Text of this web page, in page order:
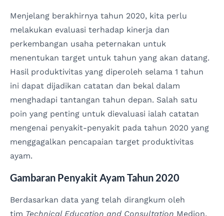
Menjelang berakhirnya tahun 2020, kita perlu
melakukan evaluasi terhadap kinerja dan
perkembangan usaha peternakan untuk
menentukan target untuk tahun yang akan datang.
Hasil produktivitas yang diperoleh selama 1 tahun
ini dapat dijadikan catatan dan bekal dalam
menghadapi tantangan tahun depan. Salah satu
poin yang penting untuk dievaluasi ialah catatan
mengenai penyakit-penyakit pada tahun 2020 yang
menggagalkan pencapaian target produktivitas
ayam.
Gambaran Penyakit Ayam Tahun 2020
Berdasarkan data yang telah dirangkum oleh
tim Technical Education and Consultation Medion,